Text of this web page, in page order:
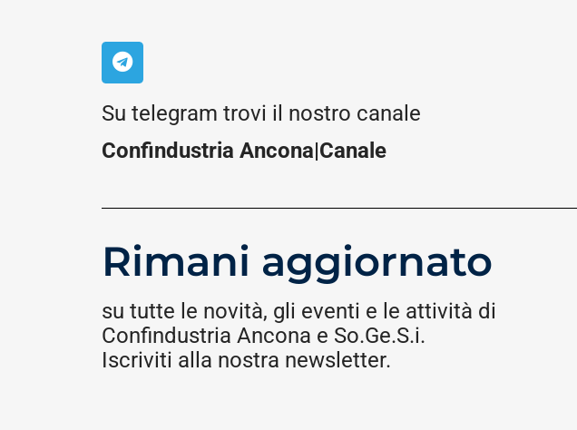
Su telegram trovi il nostro canale
Confindustria Ancona|Canale
Rimani aggiornato
su tutte le novità, gli eventi e le attività di
Confindustria Ancona e So.Ge.S.i.
Iscriviti alla nostra newsletter.